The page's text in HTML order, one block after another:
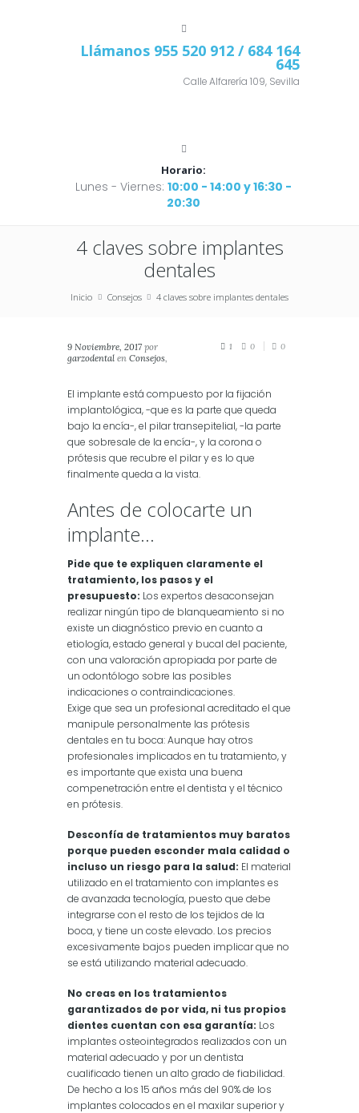
Llámanos 955 520 912 / 684 164
645
Calle Alfarería 109, Sevilla
Horario:
Lunes - Viernes: 10:00 - 14:00 y 16:30 -
20:30
4 claves sobre implantes
dentales
Inicio Consejos 4 claves sobre implantes dentales
9 Noviembre, 2017 por
garzodental en Consejos
1 0 0
El implante está compuesto por la fijación
implantológica, -que es la parte que queda
bajo la encía-, el pilar transepitelial, -la parte
que sobresale de la encía-, y la corona o
prótesis que recubre el pilar y es lo que
finalmente queda a la vista.
Antes de colocarte un
implante…
Pide que te expliquen claramente el
tratamiento, los pasos y el
presupuesto: Los expertos desaconsejan
realizar ningún tipo de blanqueamiento si no
existe un diagnóstico previo en cuanto a
etiología, estado general y bucal del paciente,
con una valoración apropiada por parte de
un odontólogo sobre las posibles
indicaciones o contraindicaciones.
Exige que sea un profesional acreditado el que
manipule personalmente las prótesis
dentales en tu boca: Aunque hay otros
profesionales implicados en tu tratamiento, y
es importante que exista una buena
compenetración entre el dentista y el técnico
en prótesis.
Desconfía de tratamientos muy baratos
porque pueden esconder mala calidad o
incluso un riesgo para la salud: El material
utilizado en el tratamiento con implantes es
de avanzada tecnología, puesto que debe
integrarse con el resto de los tejidos de la
boca, y tiene un coste elevado. Los precios
excesivamente bajos pueden implicar que no
se está utilizando material adecuado.
No creas en los tratamientos
garantizados de por vida, ni tus propios
dientes cuentan con esa garantía: Los
implantes osteointegrados realizados con un
material adecuado y por un dentista
cualificado tienen un alto grado de fiabilidad.
De hecho a los 15 años más del 90% de los
implantes colocados en el maxilar superior y